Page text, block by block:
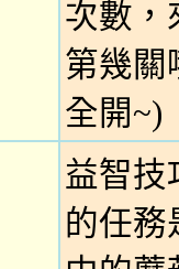
次數，
第幾關
全開~)
益智技
的任務